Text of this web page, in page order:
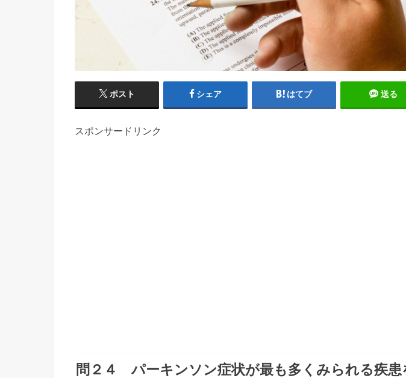
ポスト シェア はてブ 送る
スポンサードリンク
問２４ パーキンソン症状が最も多くみられる疾患